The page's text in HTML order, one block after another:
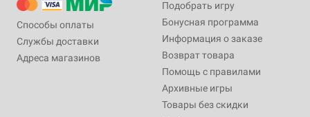
Способы оплаты
Службы доставки
Адреса магазинов
Подобрать игру
Бонусная программа
Информация о заказе
Возврат товара
Помощь с правилами
Архивные игры
Товары без скидки